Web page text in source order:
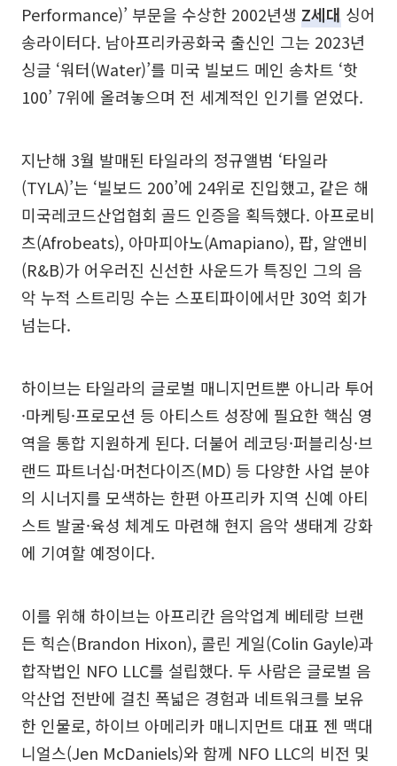
Performance)’ 부문을 수상한 2002년생 Z세대 싱어
송라이터다. 남아프리카공화국 출신인 그는 2023년
싱글 ‘워터(Water)’를 미국 빌보드 메인 송차트 ‘핫
100’ 7위에 올려놓으며 전 세계적인 인기를 얻었다.
지난해 3월 발매된 타일라의 정규앨범 ‘타일라
(TYLA)’는 ‘빌보드 200’에 24위로 진입했고, 같은 해
미국레코드산업협회 골드 인증을 획득했다. 아프로비
츠(Afrobeats), 아마피아노(Amapiano), 팝, 알앤비
(R&B)가 어우러진 신선한 사운드가 특징인 그의 음
악 누적 스트리밍 수는 스포티파이에서만 30억 회가
넘는다.
하이브는 타일라의 글로벌 매니지먼트뿐 아니라 투어
·마케팅·프로모션 등 아티스트 성장에 필요한 핵심 영
역을 통합 지원하게 된다. 더불어 레코딩·퍼블리싱·브
랜드 파트너십·머천다이즈(MD) 등 다양한 사업 분야
의 시너지를 모색하는 한편 아프리카 지역 신예 아티
스트 발굴·육성 체계도 마련해 현지 음악 생태계 강화
에 기여할 예정이다.
이를 위해 하이브는 아프리칸 음악업계 베테랑 브랜
든 힉슨(Brandon Hixon), 콜린 게일(Colin Gayle)과
합작법인 NFO LLC를 설립했다. 두 사람은 글로벌 음
악산업 전반에 걸친 폭넓은 경험과 네트워크를 보유
한 인물로, 하이브 아메리카 매니지먼트 대표 젠 맥대
니얼스(Jen McDaniels)와 함께 NFO LLC의 비전 및